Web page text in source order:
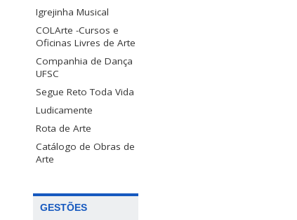
Igrejinha Musical
COLArte -Cursos e
Oficinas Livres de Arte
Companhia de Dança
UFSC
Segue Reto Toda Vida
Ludicamente
Rota de Arte
Catálogo de Obras de
Arte
GESTÕES